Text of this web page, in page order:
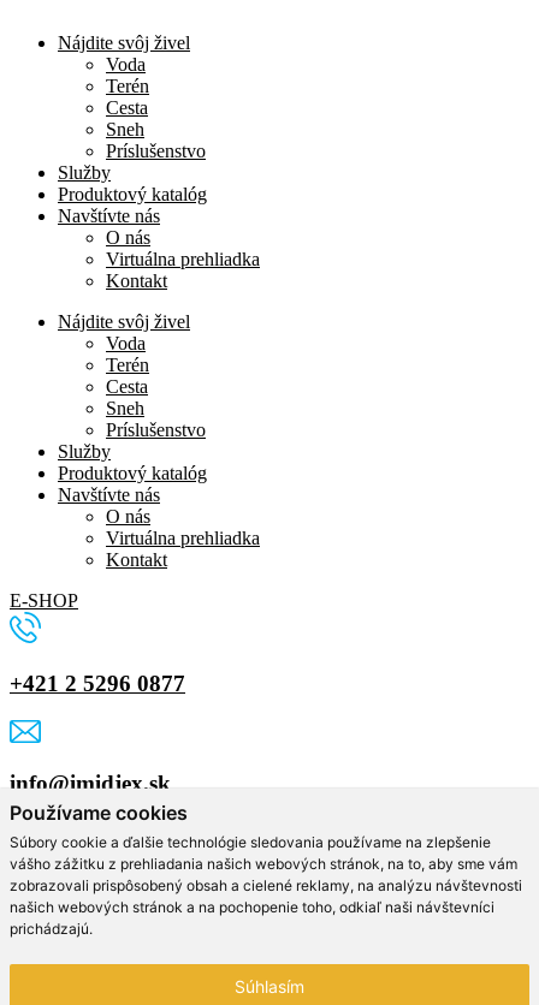
Používame cookies
Súbory cookie a ďalšie technológie sledovania používame na zlepšenie
vášho zážitku z prehliadania našich webových stránok, na to, aby sme vám
zobrazovali prispôsobený obsah a cielené reklamy, na analýzu návštevnosti
našich webových stránok a na pochopenie toho, odkiaľ naši návštevníci
prichádzajú.
Súhlasím
Nájdite svôj živel
Voda
Terén
Cesta
Sneh
Príslušenstvo
Služby
Produktový katalóg
Navštívte nás
O nás
Virtuálna prehliadka
Kontakt
Nájdite svôj živel
Voda
Terén
Cesta
Sneh
Príslušenstvo
Služby
Produktový katalóg
Navštívte nás
O nás
Virtuálna prehliadka
Kontakt
E-SHOP
+421 2 5296 0877
info@imidjex.sk
Vyplňte formulár
Meno a priezvisko
Email
Telefón